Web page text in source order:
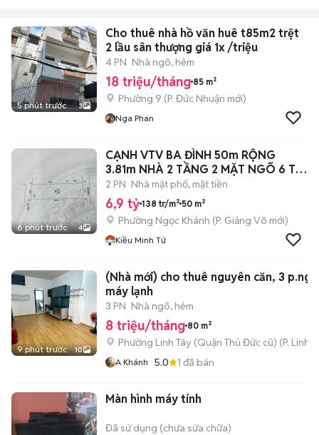
5 phút trước 3
Cho thuê nhà hồ văn huê t85m2 trệt
2 lầu sân thượng giá 1x /triệu
4 PN Nhà ngõ, hẻm
18 triệu/tháng 85 m²
Phường 9 (P. Đức Nhuận mới)
Nga Phan
6 phút trước 4
CẠNH VTV BA ĐÌNH 50m RỘNG
3.81m NHÀ 2 TẦNG 2 MẶT NGÕ 6 Ty
9
2 PN Nhà mặt phố, mặt tiền
6,9 tỷ 138 tr/m² 50 m²
Phường Ngọc Khánh (P. Giảng Võ mới)
Kiều Minh Tứ
9 phút trước 10
(Nhà mới) cho thuê nguyên căn, 3
máy lạnh
3 PN Nhà ngõ, hẻm
8 triệu/tháng 80 m²
Phường Linh Tây (Quận Thủ Đức cũ) (P. Linh
A Khánh 5.0 1 đã bán
Màn hình máy tính
Đã sử dụng (chưa sửa chữa)